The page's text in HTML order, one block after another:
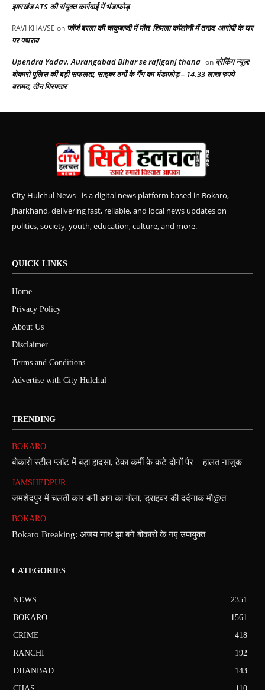
झारखंड ATS की संयुक्त कार्रवाई में भंडाफोड़
RAVI KHAVSE on जॉर्ज बरला की चाकूबाजी में मौत, शिमला कॉलोनी में तनाव, आरोपी के घर
पर पथराव
Upendra Yadav. Aurangabad Bihar se rafiganj thana on ब्रेकिंग न्यूज़:
बोकारो पुलिस की बड़ी सफलता, साइबर ठगों के गैंग का भंडाफोड़ – 14.33 लाख रुपये
बरामद, तीन गिरफ्तार
City Hulchul News - is a digital news platform based in Bokaro,
Jharkhand, delivering fast, reliable, and local news updates on
politics, society, youth, education, culture, and more.
QUICK LINKS
Home
Privacy Policy
About Us
Disclaimer
Terms and Conditions
Advertise with City Hulchul
TRENDING
BOKARO
बोकारो स्टील प्लांट में बड़ा हादसा, ठेका कर्मी के कटे दोनों पैर – हालत नाजुक
JAMSHEDPUR
जमशेदपुर में चलती कार बनी आग का गोला, ड्राइवर की दर्दनाक मौ@त
BOKARO
Bokaro Breaking: अजय नाथ झा बने बोकारो के नए उपायुक्त
CATEGORIES
NEWS
2351
BOKARO
1561
CRIME
418
RANCHI
192
DHANBAD
143